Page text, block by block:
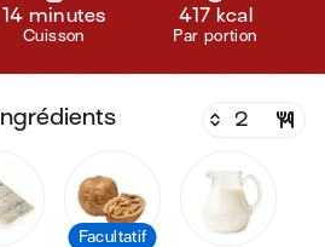
14 minutes
Cuisson
417 kcal
Par portion
ingrédients
Facultatif